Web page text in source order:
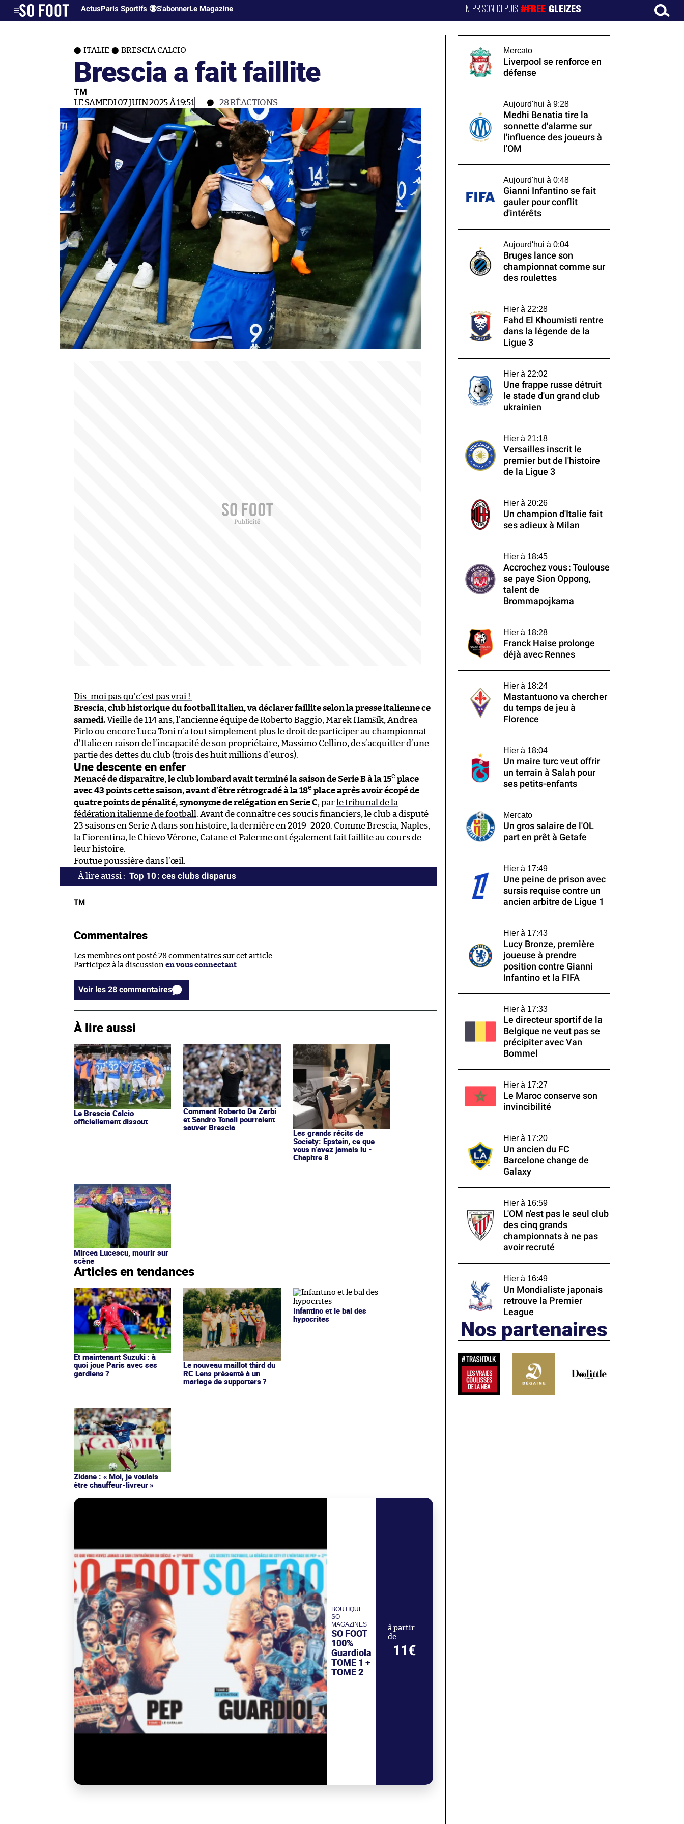
ActusParis Sportifs 🔞S'abonnerLe Magazine EN PRISON DEPUIS#FREE GLEIZES
ITALIE BRESCIA CALCIO
Brescia a fait faillite
TM
LE SAMEDI 07 JUIN 2025 À 19:51 28RÉACTIONS
Dis-moi pas qu’c’est pas vrai !
Brescia, club historique du football italien, va déclarer faillite selon la presse italienne ce
samedi.Vieille de 114 ans, l’ancienne équipe de Roberto Baggio, Marek Hamšík, Andrea
Pirlo ou encore Luca Toni n’a tout simplement plus le droit de participer au championnat
d’Italie en raison de l’incapacité de son propriétaire, Massimo Cellino, de s’acquitter d’une
partie des dettes du club (trois des huit millions d’euros).
Une descente en enfer
Menacé de disparaître, le club lombard avait terminé la saison de Serie B à la 15e place
avec 43 points cette saison, avant d’être rétrogradé à la 18e place après avoir écopé de
quatre points de pénalité, synonyme de relégation en Serie C, par le tribunal de la
fédération italienne de football. Avant de connaître ces soucis financiers, le club a disputé
23 saisons en Serie A dans son histoire, la dernière en 2019-2020. Comme Brescia, Naples,
la Fiorentina, le Chievo Vérone, Catane et Palerme ont également fait faillite au cours de
leur histoire.
Foutue poussière dans l’œil.
Top 10 : ces clubs disparus
TM
Commentaires
Les membres ont posté 28 commentaires sur cet article.
Participez à la discussion en vous connectant .
Voir les 28 commentaires
À lire aussi
Le Brescia Calcio
officiellement dissout
Comment Roberto De Zerbi
et Sandro Tonali pourraient
sauver Brescia
Les grands récits de
Society: Epstein, ce que
vous n’avez jamais lu -
Chapitre 8
Mircea Lucescu, mourir sur
scène
Articles en tendances
Et maintenant Suzuki : à
quoi joue Paris avec ses
gardiens ?
Le nouveau maillot third du
RC Lens présenté à un
mariage de supporters ?
Infantino et le bal des
hypocrites
Zidane : « Moi, je voulais
être chauffeur-livreur »
BOUTIQUE
SO -
MAGAZINES
SO FOOT
100%
Guardiola
TOME 1 +
TOME 2
à partir
de
11€
Mercato
Liverpool se renforce en
défense
Aujourd'hui à 9:28
Medhi Benatia tire la
sonnette d'alarme sur
l'influence des joueurs à
l'OM
Aujourd'hui à 0:48
Gianni Infantino se fait
gauler pour conflit
d'intérêts
Aujourd'hui à 0:04
Bruges lance son
championnat comme sur
des roulettes
Hier à 22:28
Fahd El Khoumisti rentre
dans la légende de la
Ligue 3
Hier à 22:02
Une frappe russe détruit
le stade d'un grand club
ukrainien
Hier à 21:18
Versailles inscrit le
premier but de l'histoire
de la Ligue 3
Hier à 20:26
Un champion d'Italie fait
ses adieux à Milan
Hier à 18:45
Accrochez vous : Toulouse
se paye Sion Oppong,
talent de
Brommapojkarna
Hier à 18:28
Franck Haise prolonge
déjà avec Rennes
Hier à 18:24
Mastantuono va chercher
du temps de jeu à
Florence
Hier à 18:04
Un maire turc veut offrir
un terrain à Salah pour
ses petits-enfants
Mercato
Un gros salaire de l'OL
part en prêt à Getafe
Hier à 17:49
Une peine de prison avec
sursis requise contre un
ancien arbitre de Ligue 1
Hier à 17:43
Lucy Bronze, première
joueuse à prendre
position contre Gianni
Infantino et la FIFA
Hier à 17:33
Le directeur sportif de la
Belgique ne veut pas se
précipiter avec Van
Bommel
Hier à 17:27
Le Maroc conserve son
invincibilité
Hier à 17:20
Un ancien du FC
Barcelone change de
Galaxy
Hier à 16:59
L'OM n'est pas le seul club
des cinq grands
championnats à ne pas
avoir recruté
Hier à 16:49
Un Mondialiste japonais
retrouve la Premier
League
Nos partenaires